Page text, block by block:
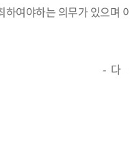
여야하는 의무가 있으며
- 다